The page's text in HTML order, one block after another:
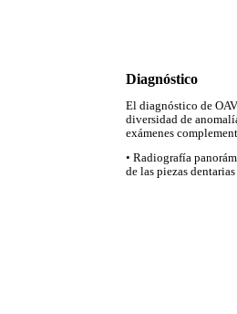
Diagnóstico
El diagnóstico de
diversidad de
exámenes
• Radiografía
de las piezas